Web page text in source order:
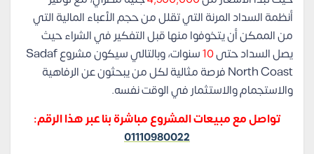
أنظمة السداد المرنة التي تقلل من حجم الأعباء المالية التي
من الممكن أن يتخوفوا منها قبل التفكير في الشراء حيث
يصل السداد حتى10
سنوات، وبالتالي سيكون مشروع Sadaf
North Coast فرصة مثالية لكل من يبحثون عن الرفاهية
والاستجمام والاستثمار في الوقت نفسه.
تواصل مع مبيعات المشروع مباشرة بنا عبر هذا الرقم:
01110980022